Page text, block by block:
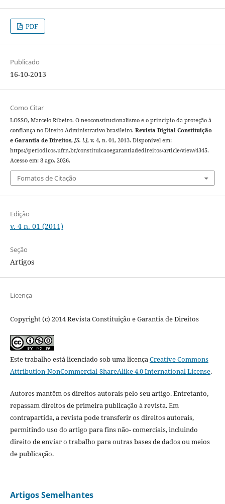
PDF
Publicado
16-10-2013
Como Citar
LOSSO, Marcelo Ribeiro. O neoconstitucionalismo e o princípio da proteção à
confiança no Direito Administrativo brasileiro. Revista Digital Constituição
e Garantia de Direitos, [S. l.], v. 4, n. 01, 2013. Disponível em:
https://periodicos.ufrn.br/constituicaoegarantiadedireitos/article/view/4345.
Acesso em: 8 ago. 2026.
Fomatos de Citação
Edição
v. 4 n. 01 (2011)
Seção
Artigos
Licença
Copyright (c) 2014 Revista Constituição e Garantia de Direitos
Este trabalho está licenciado sob uma licença Creative Commons
Attribution-NonCommercial-ShareAlike 4.0 International License.
Autores mantêm os direitos autorais pelo seu artigo. Entretanto,
repassam direitos de primeira publicação à revista. Em
contrapartida, a revista pode transferir os direitos autorais,
permitindo uso do artigo para fins não- comerciais, incluindo
direito de enviar o trabalho para outras bases de dados ou meios
de publicação.
Artigos Semelhantes